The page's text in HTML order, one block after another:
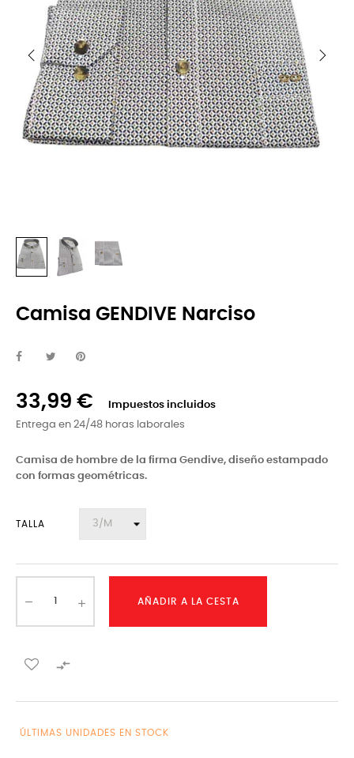
Camisa GENDIVE Narciso
33,99 €
Impuestos incluidos
Entrega en 24/48 horas laborales
Camisa de hombre de la firma Gendive, diseño estampado
con formas geométricas.
TALLA
AÑADIR A LA CESTA

ÚLTIMAS UNIDADES EN STOCK